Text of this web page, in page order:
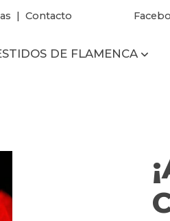
| Contacto
DE FLAMENCA